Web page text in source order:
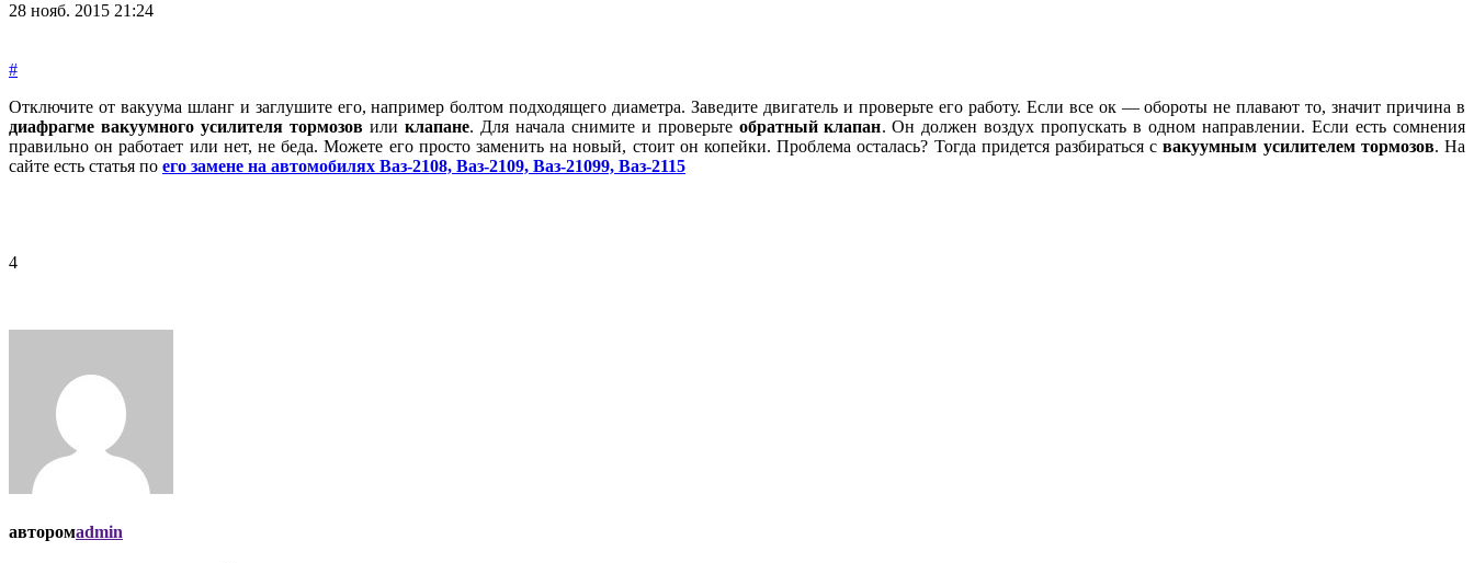
28 нояб. 2015 21:24
#
Отключите от вакуума шланг и заглушите его, например болтом подходящего диаметра. Заведите двигатель и проверьте его работу. Если все ок — обороты не плавают то, значит причина в
диафрагме вакуумного усилителя тормозовили клапане. Для начала снимите и проверьте обратный клапан. Он должен воздух пропускать в одном направлении. Если есть сомнения
правильно он работает или нет, не беда. Можете его просто заменить на новый, стоит он копейки. Проблема осталась? Тогда придется разбираться свакуумным усилителем тормозов. На
сайте есть статья по его замене на автомобилях Ваз-2108, Ваз-2109, Ваз-21099, Ваз-2115
4
авторомadmin